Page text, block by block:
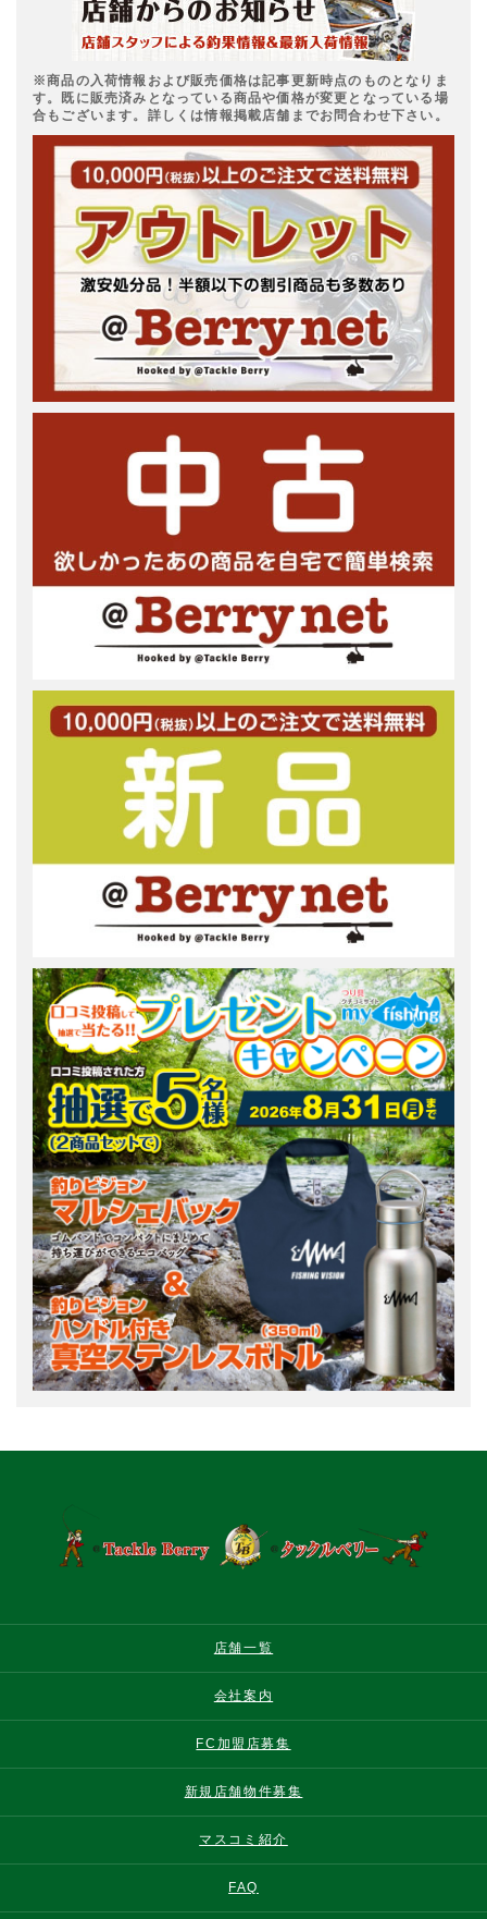
※商品の入荷情報および販売価格は記事更新時点のものとなりま
す。既に販売済みとなっている商品や価格が変更となっている場
合もございます。詳しくは情報掲載店舗までお問合わせ下さい。
店舗一覧
会社案内
FC加盟店募集
新規店舗物件募集
マスコミ紹介
FAQ